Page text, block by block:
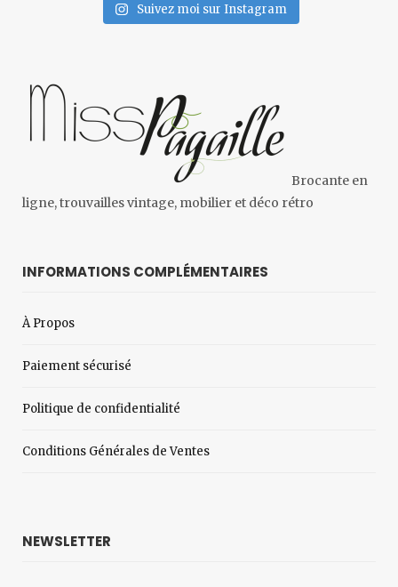
Suivez moi sur Instagram
Brocante en
ligne, trouvailles vintage, mobilier et déco rétro
INFORMATIONS COMPLÉMENTAIRES
À Propos
Paiement sécurisé
Politique de confidentialité
Conditions Générales de Ventes
NEWSLETTER